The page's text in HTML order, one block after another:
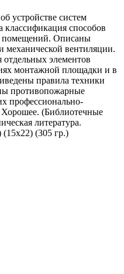
устройстве систем
способов
помещений. Описаны
механической вентиляции.
элементов
монтажной площадки и в
правила техники
противопожарные
профессионально-
(Библиотечные
литература.
(305 гр.)